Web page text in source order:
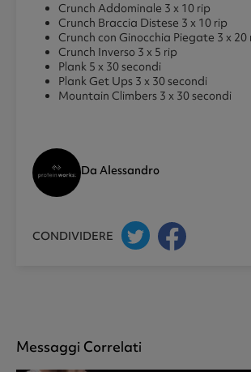
Crunch Addominale 3 x 10 rip
Crunch Braccia Distese 3 x 10 rip
Crunch con Ginocchia Piegate 3 x 20
Crunch Inverso 3 x 5 rip
Plank 5 x 30 secondi
Plank Get Ups 3 x 30 secondi
Mountain Climbers 3 x 30 secondi
Da Alessandro
CONDIVIDERE
Messaggi Correlati